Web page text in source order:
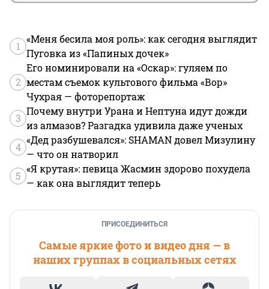
1
«Меня бесила моя роль»: как сегодня выглядит
Пуговка из «Папиных дочек»
2
Его номинировали на «Оскар»: гуляем по
местам съемок культового фильма «Вор»
Чухрая — фоторепортаж
3
Почему внутри Урана и Нептуна идут дожди
из алмазов? Разгадка удивила даже ученых
4
«Дед разбушевался»: SHAMAN довел Мизулину
— что он натворил
5
«Я крутая»: певица Жасмин здорово похудела
— как она выглядит теперь
ПРИСОЕДИНИТЬСЯ
Самые яркие фото и видео дня — в
наших группах в социальных сетях